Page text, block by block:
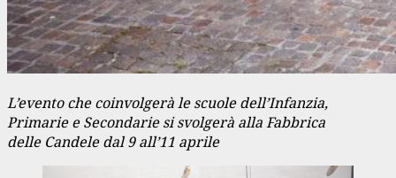
L’evento che coinvolgerà le scuole dell’Infanzia,
Primarie e Secondarie si svolgerà alla Fabbrica
delle Candele dal 9 all’11 aprile